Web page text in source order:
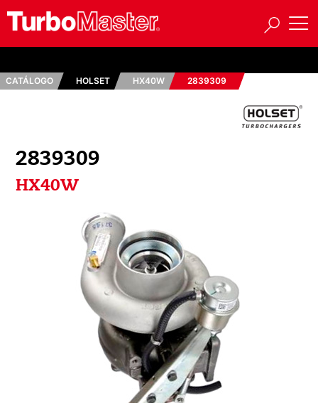
CATÁLOGO HOLSET HX40W 2839309
2839309
HX40W